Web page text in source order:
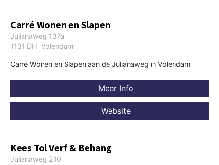
Carré Wonen en Slapen
Julianaweg 137a
1131 DH Volendam
Carré Wonen en Slapen aan de Julianaweg in Volendam
Meer Info
Website
Kees Tol Verf & Behang
Julianaweg 210